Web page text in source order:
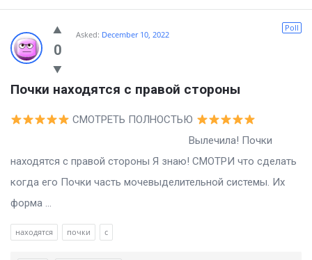
0
Poll
Asked: December 10, 2022
Почки находятся с правой стороны
СМОТРЕТЬ ПОЛНОСТЬЮ
Вылечила! Почки
находятся с правой стороны Я знаю! СМОТРИ что сделать
когда его Почки часть мочевыделительной системы. Их
форма ...
находятся почки с